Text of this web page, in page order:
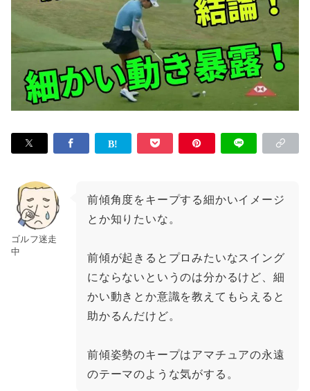
ゴルフ迷走
中
前傾角度をキープする細かいイメージ
とか知りたいな。
前傾が起きるとプロみたいなスイング
にならないというのは分かるけど、細
かい動きとか意識を教えてもらえると
助かるんだけど。
前傾姿勢のキープはアマチュアの永遠
のテーマのような気がする。